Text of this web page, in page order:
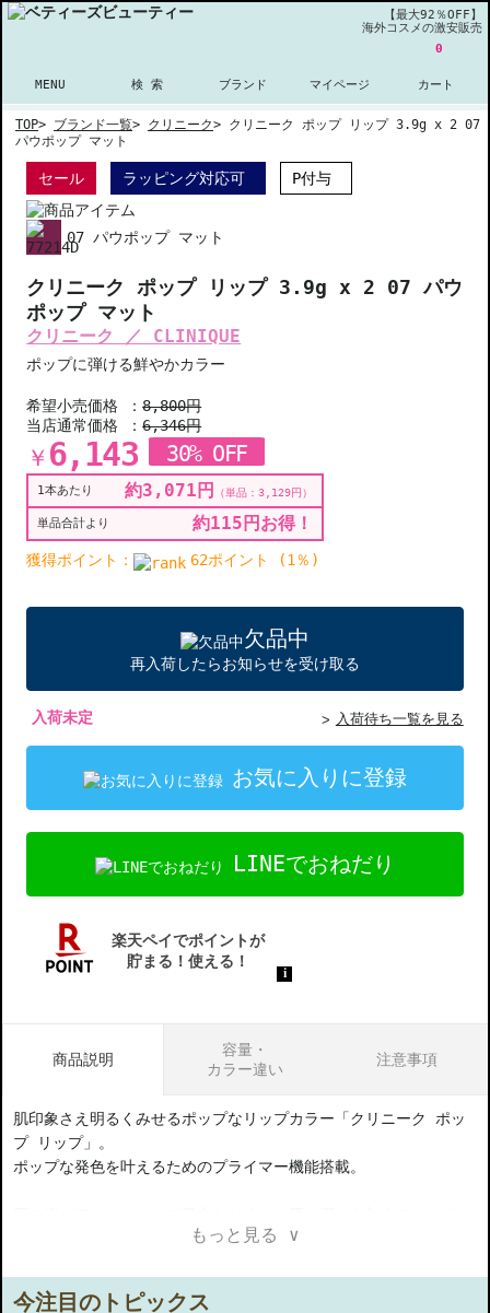
【最大92％OFF】
海外コスメの激安販売
MENU 検 索 ブランド マイページ
0
カート
TOP> ブランド一覧> クリニーク> クリニーク ポップ リップ 3.9g x 2 07
パウポップ マット
セール ラッピング対応可 P付与
07 パウポップ マット
クリニーク ポップ リップ 3.9g x 2 07 パウ
ポップ マット
クリニーク ／ CLINIQUE
ポップに弾ける鮮やかカラー
希望小売価格 ：8,800円
当店通常価格 ：6,346円
￥ 6,143 30% OFF
1本あたり 約3,071円 （単品：3,129円）
単品合計より 約115円お得！
獲得ポイント： 62ポイント (1％)
欠品中
再入荷したらお知らせを受け取る
入荷未定 入荷待ち一覧を見る
お気に入りに登録
LINEでおねだり
商品説明
容量・
カラー違い
注意事項
肌印象さえ明るくみせるポップなリップカラー「クリニーク ポッ
プ リップ」。
ポップな発色を叶えるためのプライマー機能搭載。
します。
もっと見る ∨
今注目のトピックス